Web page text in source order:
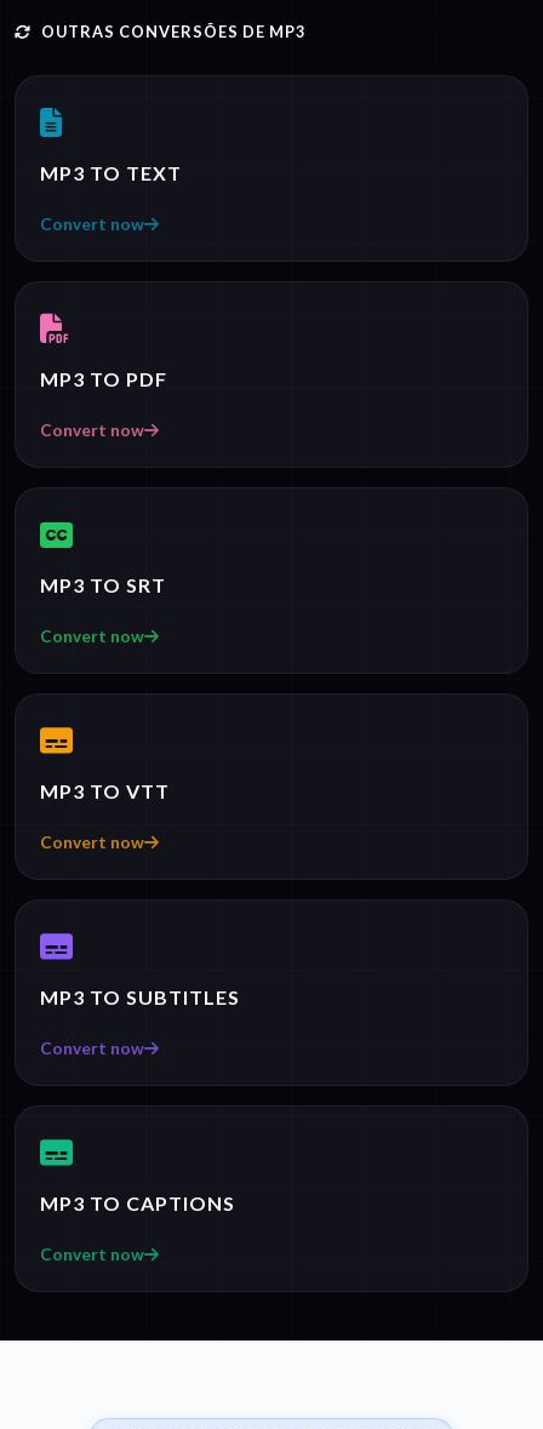
OUTRAS CONVERSÕES DE MP3
MP3 TO TEXT
Convert now
MP3 TO PDF
Convert now
MP3 TO SRT
Convert now
MP3 TO VTT
Convert now
MP3 TO SUBTITLES
Convert now
MP3 TO CAPTIONS
Convert now